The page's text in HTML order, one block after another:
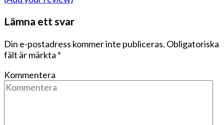
Lämna ett svar
Din e-postadress kommer inte publiceras. Obligatoriska
fält är märkta *
Kommentera